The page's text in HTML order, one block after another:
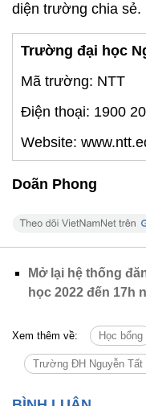
diện trường chia sẻ.
Trường đại học
Mã trường: NTT
Điện thoại: 1900
Website:
Doãn Phong
Mở lại hệ thống
học 2022 đến 17h
Xem thêm về: Học bổng
Trường ĐH Nguyễn Tất